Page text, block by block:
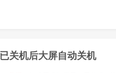
关机后大屏自动关机